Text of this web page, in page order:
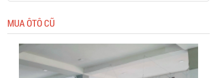
MUA ÔTÔ CŨ